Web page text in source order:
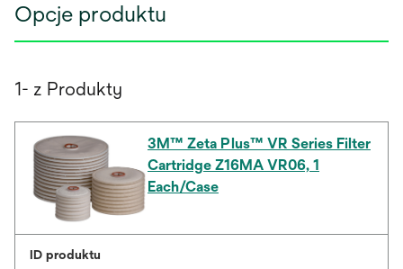
Opcje produktu
1- z Produkty
3M™ Zeta Plus™ VR Series Filter
Cartridge Z16MA VR06, 1
Each/Case
ID produktu